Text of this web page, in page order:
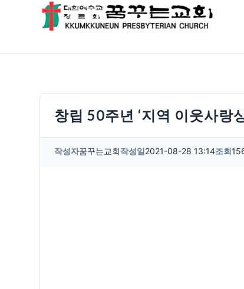
창립 50주년 ‘지역 이웃사랑
작성자꿈꾸는교회작성일2021-08-28 13:14조회